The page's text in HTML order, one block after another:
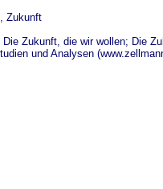
Zukunft
Zukunft, die wir wollen; Die
und Analysen